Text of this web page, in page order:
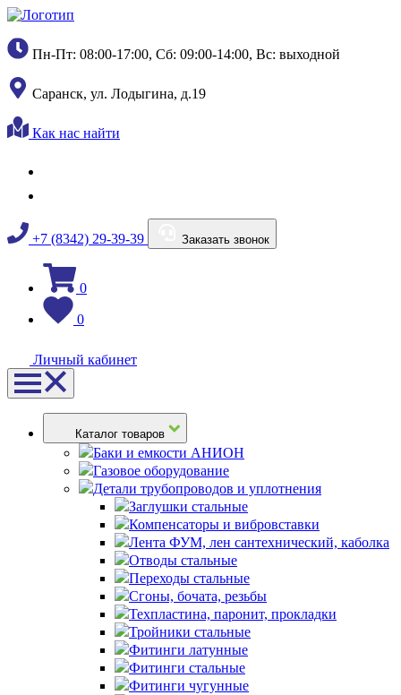
Пн-Пт: 08:00-17:00, Сб: 09:00-14:00, Вс: выходной
Саранск, ул. Лодыгина, д.19
Как нас найти
+7 (8342) 29-39-39 Заказать звонок
0
0
Личный кабинет
Каталог товаров
Баки и емкости АНИОН
Газовое оборудование
Детали трубопроводов и уплотнения
Заглушки стальные
Компенсаторы и вибровставки
Лента ФУМ, лен сантехнический, каболка
Отводы стальные
Переходы стальные
Сгоны, бочата, резьбы
Техпластина, паронит, прокладки
Тройники стальные
Фитинги латунные
Фитинги стальные
Фитинги чугунные